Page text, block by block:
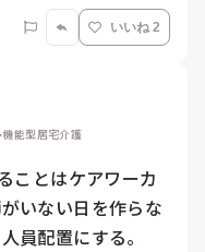
いいね 2
能型居宅介護
ことはケアワーカ
いない日を作らな
員配置にする。